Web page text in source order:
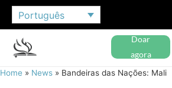
Português
Doar
agora
Home » News » Bandeiras das Nações: Mali